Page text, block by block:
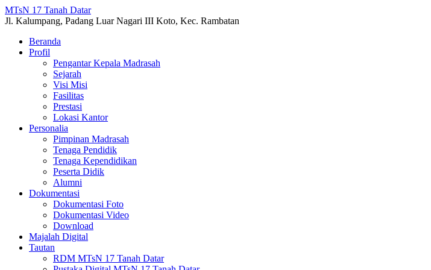
MTsN 17 Tanah Datar
Jl. Kalumpang, Padang Luar Nagari III Koto, Kec. Rambatan
Beranda
Profil
Pengantar Kepala Madrasah
Sejarah
Visi Misi
Fasilitas
Prestasi
Lokasi Kantor
Personalia
Pimpinan Madrasah
Tenaga Pendidik
Tenaga Kependidikan
Peserta Didik
Alumni
Dokumentasi
Dokumentasi Foto
Dokumentasi Video
Download
Majalah Digital
Tautan
RDM MTsN 17 Tanah Datar